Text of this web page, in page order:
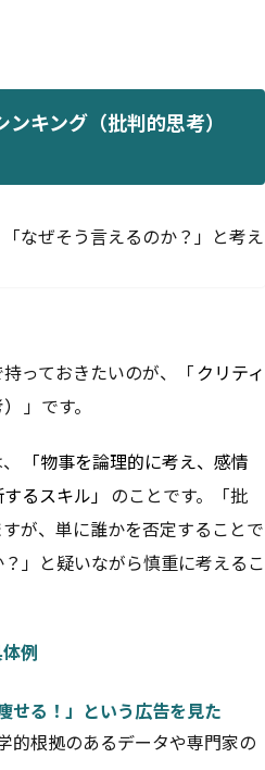
キング（批判的思考）
っておきたいのが、「クリティ
」です。
「物事を論理的に考え、感情
るスキル」 のことです。「批
が、単に誰かを否定することで
」と疑いながら慎重に考えるこ
例
せる！」という広告を見た
的根拠のあるデータや専門家の